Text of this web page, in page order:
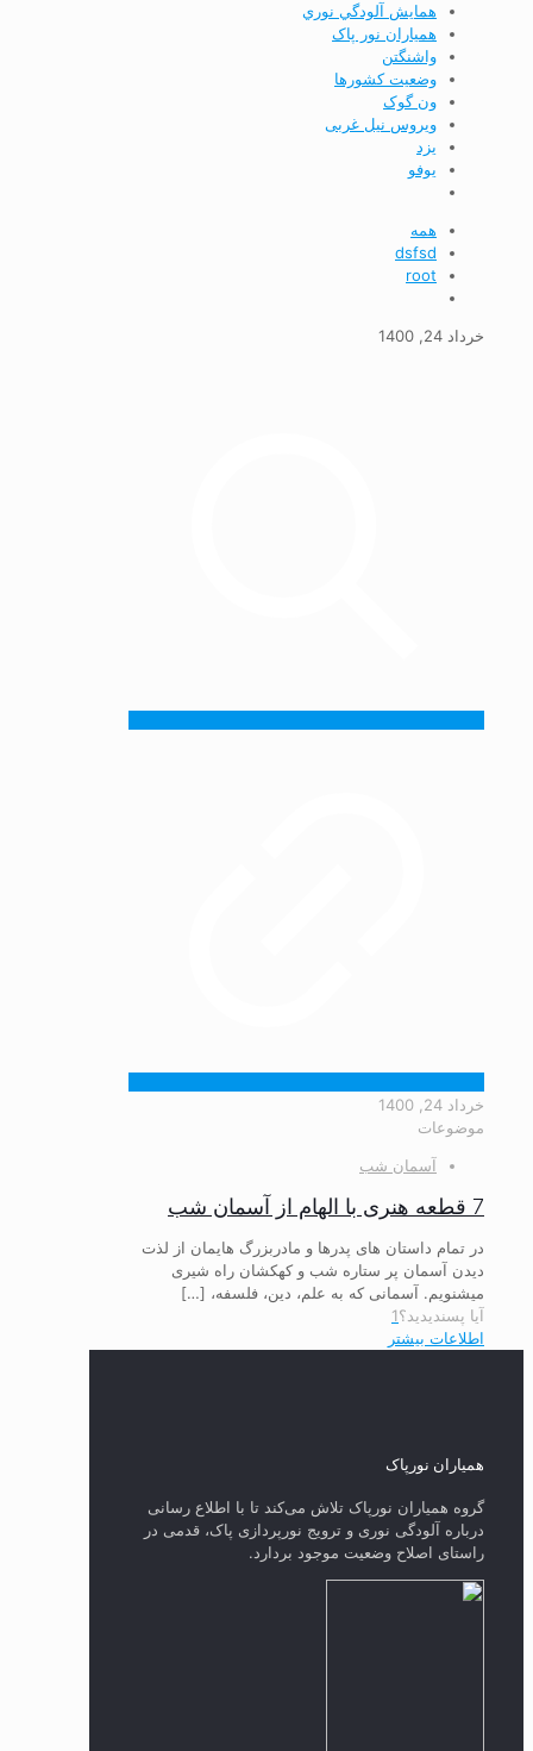
همايش آلودگي نوري
همیاران نور پاک
واشنگتن
وضعيت كشورها
ون گوک
ویروس نیل غربی
يزد
يوفو
همه
dsfsd
root
خرداد 24, 1400
خرداد 24, 1400
موضوعات
آسمان شب
7 قطعه هنری با الهام از آسمان شب
در تمام داستان های پدرها و مادربزرگ هایمان از لذت
دیدن آسمان پر ستاره شب و کهکشان راه شیری
میشنویم. آسمانی که به علم، دین، فلسفه، […]
آیا پسندیدید؟1
اطلاعات بیشتر
همیاران نورپاک
گروه همیاران نورپاک تلاش می‌کند تا با اطلاع رسانی
درباره آلودگی نوری و ترویج نورپردازی پاک، قدمی در
راستای‌ اصلاح وضعیت موجود بردارد.